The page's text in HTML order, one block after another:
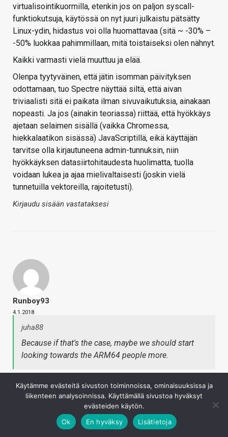
virtualisointikuormilla, etenkin jos on paljon syscall-
funktiokutsuja, käytössä on nyt juuri julkaistu pätsätty
Linux-ydin, hidastus voi olla huomattavaa (sitä ~ -30% –
-50% luokkaa pahimmillaan, mitä toistaiseksi olen nähnyt.
Kaikki varmasti vielä muuttuu ja elää.
Olenpa tyytyväinen, että jätin isomman päivityksen
odottamaan, tuo Spectre näyttää siltä, että aivan
triviaalisti sitä ei paikata ilman sivuvaikutuksia, ainakaan
nopeasti. Ja jos (ainakin teoriassa) riittää, että hyökkäys
ajetaan selaimen sisällä (vaikka Chromessa,
hiekkalaatikon sisässä) JavaScriptillä, eikä käyttäjän
tarvitse olla kirjautuneena admin-tunnuksin, niin
hyökkäyksen datasiirtohitaudesta huolimatta, tuolla
voidaan lukea ja ajaa mielivaltaisesti (joskin vielä
tunnetuilla vektoreilla, rajoitetusti).
Kirjaudu sisään vastataksesi
Runboy93
4.1.2018
juha88
Because if that's the case, maybe we should start
looking towards the ARM64 people more.
Nyt on kunnon puhetta.
Kirjaudu sisään vastataksesi
Käytämme evästeitä sivuston toiminnoissa, ominaisuuksissa ja
liikenteen analysoinnissa. Käyttämällä sivustoa hyväksyt
evästeiden käytön.
Ok
En hyväksy Lisätietoja